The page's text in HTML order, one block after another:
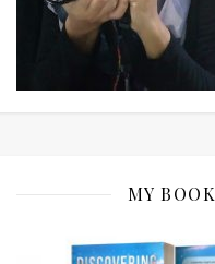
MY BOOK